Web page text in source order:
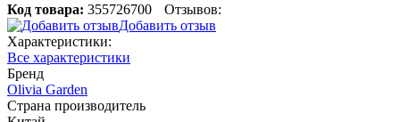
Код товара: 355726700
Отзывов:
Добавить отзыв
Характеристики:
Все характеристики
Бренд
Olivia Garden
Страна производитель